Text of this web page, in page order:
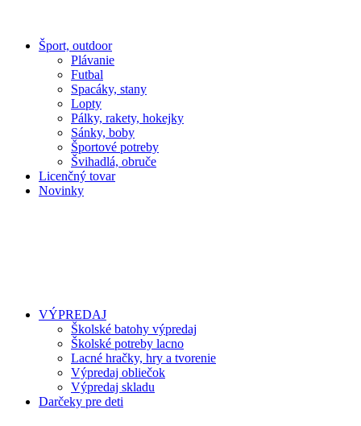
Šport, outdoor
Plávanie
Futbal
Spacáky, stany
Lopty
Pálky, rakety, hokejky
Sánky, boby
Športové potreby
Švihadlá, obruče
Licenčný tovar
Novinky
VÝPREDAJ
Školské batohy výpredaj
Školské potreby lacno
Lacné hračky, hry a tvorenie
Výpredaj obliečok
Výpredaj skladu
Darčeky pre deti